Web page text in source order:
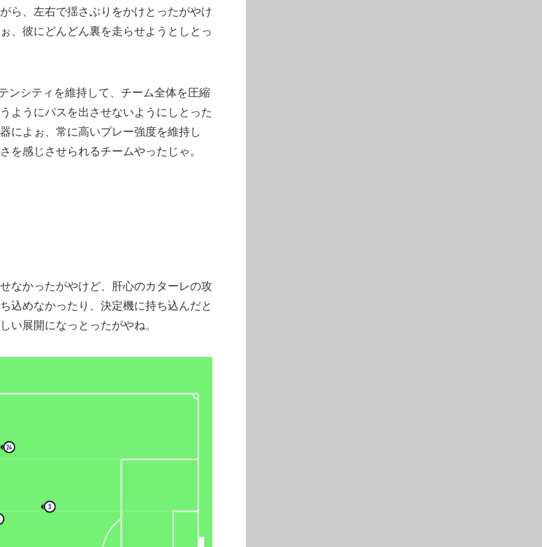
ら、左右で揺さぶりをかけとったがやけ
、彼にどんどん裏を走らせようとしとっ
ンシティを維持して、チーム全体を圧縮
ようにパスを出させないようにしとった
によぉ、常に高いプレー強度を維持し
感じさせられるチームやったじゃ。
なかったがやけど、肝心のカターレの攻
込めなかったり、決定機に持ち込んだと
い展開になっとったがやね。